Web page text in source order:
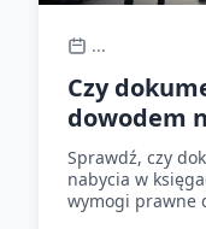
...
Czy
dowodem
faktury?
Sprawdź, czy
nabycia w
wymogi prawne